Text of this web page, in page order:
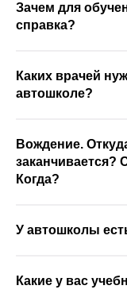
Зачем для
справка?
Каких врачей
автошколе?
Вождение.
заканчивается?
Когда?
У автошколы
Какие у вас